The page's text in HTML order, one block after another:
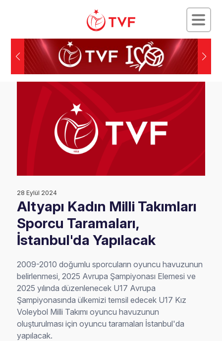
28 Eylül 2024
Altyapı Kadın Milli Takımları
Sporcu Taramaları,
İstanbul'da Yapılacak
2009-2010 doğumlu sporcuların oyuncu havuzunun
belirlenmesi, 2025 Avrupa Şampiyonası Elemesi ve
2025 yılında düzenlenecek U17 Avrupa
Şampiyonasında ülkemizi temsil edecek U17 Kız
Voleybol Milli Takımı oyuncu havuzunun
oluşturulması için oyuncu taramaları İstanbul'da
yapılacak.